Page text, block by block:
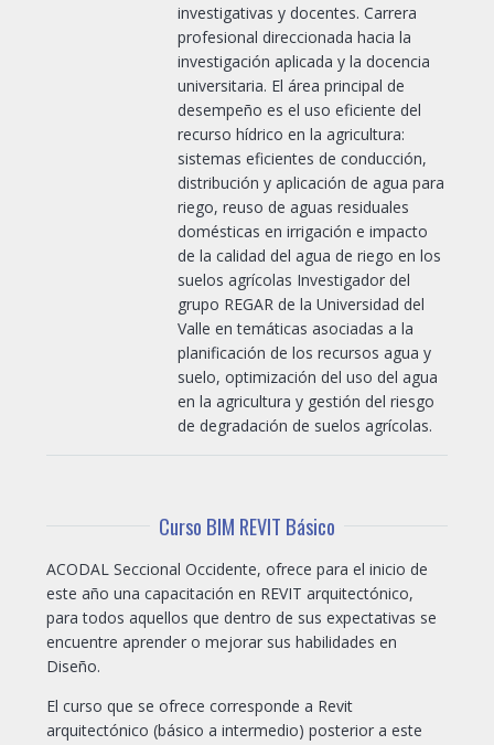
investigativas y docentes. Carrera
profesional direccionada hacia la
investigación aplicada y la docencia
universitaria. El área principal de
desempeño es el uso eficiente del
recurso hídrico en la agricultura:
sistemas eficientes de conducción,
distribución y aplicación de agua para
riego, reuso de aguas residuales
domésticas en irrigación e impacto
de la calidad del agua de riego en los
suelos agrícolas Investigador del
grupo REGAR de la Universidad del
Valle en temáticas asociadas a la
planificación de los recursos agua y
suelo, optimización del uso del agua
en la agricultura y gestión del riesgo
de degradación de suelos agrícolas.
Curso BIM REVIT Básico
ACODAL Seccional Occidente, ofrece para el inicio de
este año una capacitación en REVIT arquitectónico,
para todos aquellos que dentro de sus expectativas se
encuentre aprender o mejorar sus habilidades en
Diseño.
El curso que se ofrece corresponde a Revit
arquitectónico (básico a intermedio) posterior a este